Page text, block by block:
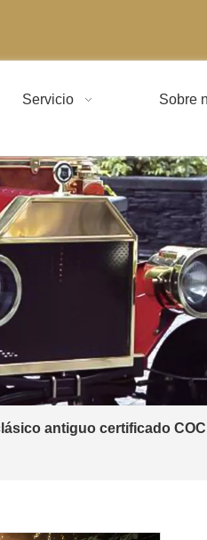
Servicio Sobre
antiguo certificado COC